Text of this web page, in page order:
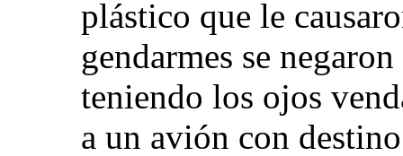
plástico que le
gendarmes se
teniendo los ojos
a un avión con